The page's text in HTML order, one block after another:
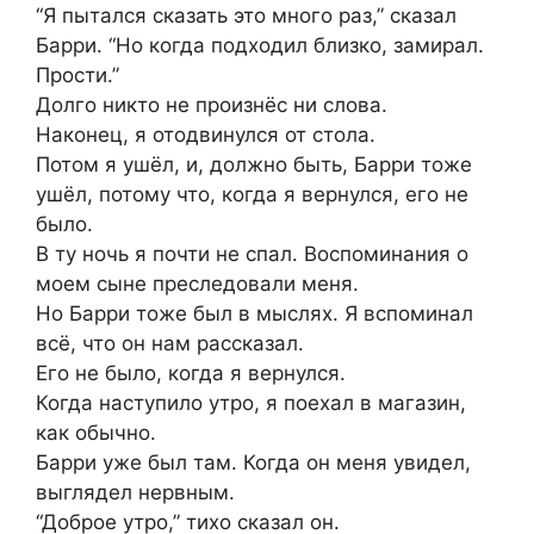
“Я пытался сказать это много раз,” сказал
Барри. “Но когда подходил близко, замирал.
Прости.”
Долго никто не произнёс ни слова.
Наконец, я отодвинулся от стола.
Потом я ушёл, и, должно быть, Барри тоже
ушёл, потому что, когда я вернулся, его не
было.
В ту ночь я почти не спал. Воспоминания о
моем сыне преследовали меня.
Но Барри тоже был в мыслях. Я вспоминал
всё, что он нам рассказал.
Его не было, когда я вернулся.
Когда наступило утро, я поехал в магазин,
как обычно.
Барри уже был там. Когда он меня увидел,
выглядел нервным.
“Доброе утро,” тихо сказал он.